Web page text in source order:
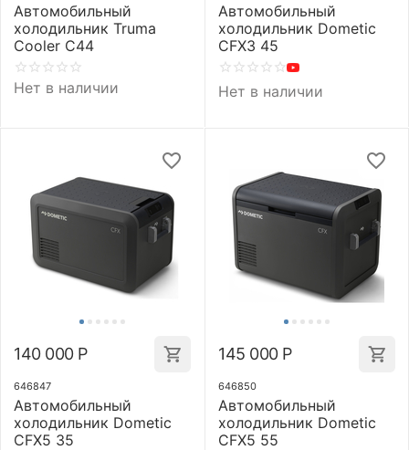
Автомобильный
холодильник Truma
Cooler C44
Нет в наличии
Автомобильный
холодильник Dometic
CFX3 45
Нет в наличии
140 000 Р
646847
Автомобильный
холодильник Dometic
CFX5 35
145 000 Р
646850
Автомобильный
холодильник Dometic
CFX5 55